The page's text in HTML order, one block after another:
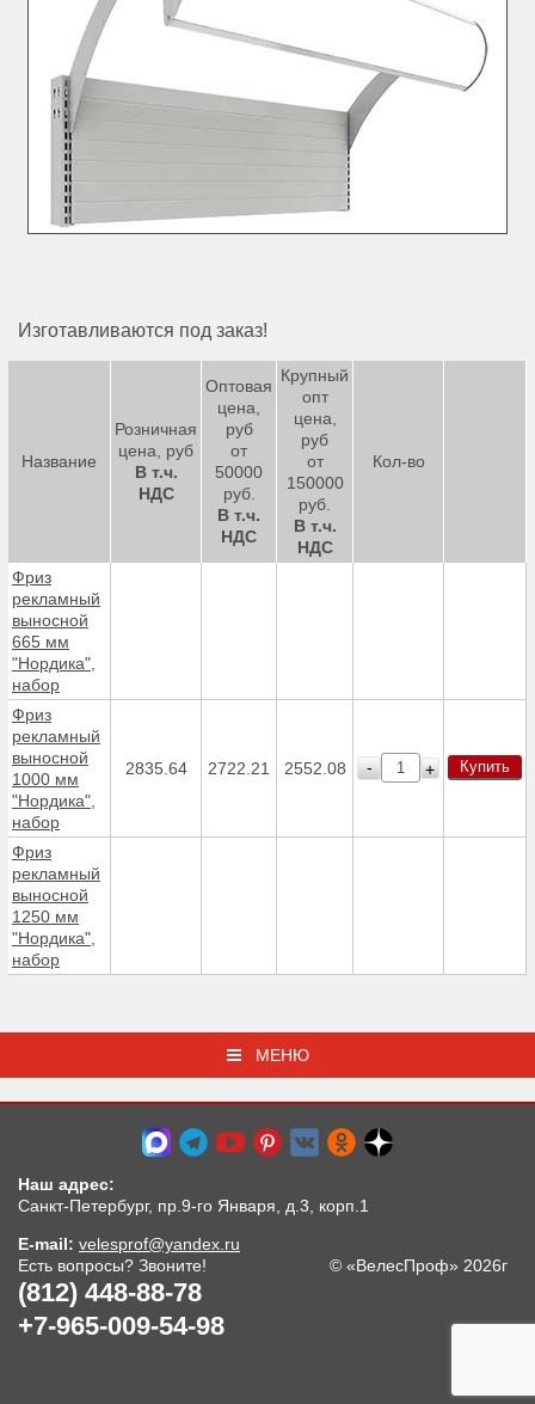
Изготавливаются под заказ!
Название
Розничная
цена, руб
В т.ч.
НДС
Оптовая
цена,
руб
от
50000
руб.
В т.ч.
НДС
Крупный
опт
цена,
руб
от
150000
руб.
В т.ч.
НДС
Кол-во
Фриз
рекламный
выносной
665 мм
"Нордика",
набор
Фриз
рекламный
выносной
1000 мм
"Нордика",
набор
2835.64 2722.21 2552.08 - + Купить
Фриз
рекламный
выносной
1250 мм
"Нордика",
набор
МЕНЮ
Наш адрес:
Санкт-Петербург, пр.9-го Января, д.3, корп.1
E-mail: velesprof@yandex.ru
Есть вопросы? Звоните!
(812) 448-88-78
+7-965-009-54-98
© «ВелесПроф» 2026г